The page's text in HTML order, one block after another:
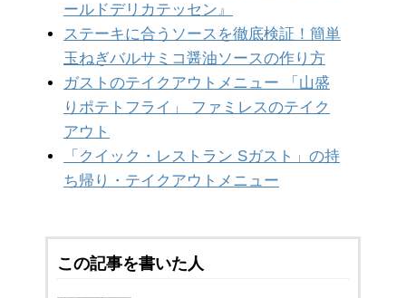
ールドデリカテッセン』
ステーキに合うソースを徹底検証！簡単
玉ねぎバルサミコ醤油ソースの作り方
ガストのテイクアウトメニュー 「山盛
りポテトフライ」 ファミレスのテイク
アウト
「クイック・レストラン Sガスト」の持
ち帰り・テイクアウトメニュー
この記事を書いた人